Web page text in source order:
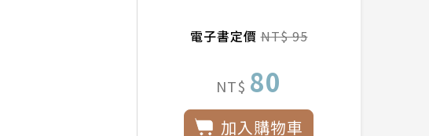
電子書定價NT$ 95
NT$ 80
加入購物車